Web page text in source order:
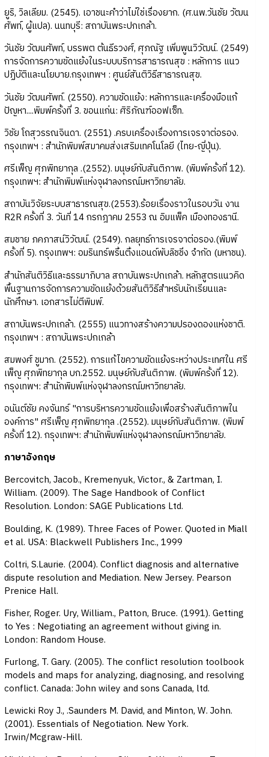
ยูริ, วิลเลียม. (2545). เอาชนะคำว่าไม่ใช่เรื่องยาก. (ศ.นพ.วันชัย วัฒน
ศัพท์, ผู้แปล). นนทบุรี: สถาบันพระปกเกล้า.
วันชัย วัฒนศัพท์, บรรพต ต้นธีรวงศ์, ศุภณัฐ เพิ่มพูนวิวัฒน์. (2549)
การจัดการความขัดแย้งในระบบบริการสาธารณสุข : หลักการ แนว
ปฏิบัติและนโยบาย.กรุงเทพฯ : ศูนย์สันติวิธีสาธารณสุข.
วันชัย วัฒนศัพท์. (2550). ความขัดแย้ง: หลักการและเครื่องมือแก้
ปัญหา....พิมพ์ครั้งที่ 3. ขอนแก่น: ศิริภัณฑ์ออฟเซ็ท.
วิชัย โถสุวรรณจินดา. (2551) .ครบเครื่องเรื่องการเจรจาต่อรอง.
กรุงเทพฯ : สำนักพิมพ์สมาคมส่งเสริมเทคโนโลยี (ไทย-ญี่ปุ่น).
ศรีเพ็ญ ศุภพิทยากุล .(2552). มนุษย์กับสันติภาพ. (พิมพ์ครั้งที่ 12).
กรุงเทพฯ: สำนักพิมพ์แห่งจุฬาลงกรณ์มหาวิทยาลัย.
สถาบันวิจัยระบบสาธารณสุข.(2553).ร้อยเรื่องราวในรอบวัน งาน
R2R ครั้งที่ 3. วันที่ 14 กรกฎาคม 2553 ณ อิมแพ็ค เมืองทองธานี.
สมชาย ภคภาสน์วิวัฒน์. (2549). กลยุทธ์การเจรจาต่อรอง.(พิมพ์
ครั้งที่ 5). กรุงเทพฯ: อมรินทร์พริ้นติ้งแอนด์พับลิชชิ่ง จำกัด (มหาชน).
สำนักสันติวิธีและธรรมาภิบาล สถาบันพระปกเกล้า. หลักสูตรแนวคิด
พื้นฐานการจัดการความขัดแย้งด้วยสันติวิธีสำหรับนักเรียนและ
นักศึกษา. เอกสารไม่ตีพิมพ์.
สถาบันพระปกเกล้า. (2555) แนวทางสร้างความปรองดองแห่งชาติ.
กรุงเทพฯ : สถาบันพระปกเกล้า
สมพงศ์ ชูมาก. (2552). การแก้ไขความขัดแย้งระหว่างประเทศใน ศรี
เพ็ญ ศุภพิทยากุล บก.2552. มนุษย์กับสันติภาพ. (พิมพ์ครั้งที่ 12).
กรุงเทพฯ: สำนักพิมพ์แห่งจุฬาลงกรณ์มหาวิทยาลัย.
อนันต์ชัย คงจันทร์ "การบริหารความขัดแย้งเพื่อสร้างสันติภาพใน
องค์การ" ศรีเพ็ญ ศุภพิทยากุล .(2552). มนุษย์กับสันติภาพ. (พิมพ์
ครั้งที่ 12). กรุงเทพฯ: สำนักพิมพ์แห่งจุฬาลงกรณ์มหาวิทยาลัย.
ภาษาอังกฤษ
Bercovitch, Jacob., Kremenyuk, Victor., & Zartman, I.
William. (2009). The Sage Handbook of Conflict
Resolution. London: SAGE Publications Ltd.
Boulding, K. (1989). Three Faces of Power. Quoted in Miall
et al. USA: Blackwell Publishers Inc., 1999
Coltri, S.Laurie. (2004). Conflict diagnosis and alternative
dispute resolution and Mediation. New Jersey. Pearson
Prenice Hall.
Fisher, Roger. Ury, William., Patton, Bruce. (1991). Getting
to Yes : Negotiating an agreement without giving in.
London: Random House.
Furlong, T. Gary. (2005). The conflict resolution toolbook
models and maps for analyzing, diagnosing, and resolving
conflict. Canada: John wiley and sons Canada, ltd.
Lewicki Roy J., .Saunders M. David, and Minton, W. John.
(2001). Essentials of Negotiation. New York.
Irwin/Mcgraw-Hill.